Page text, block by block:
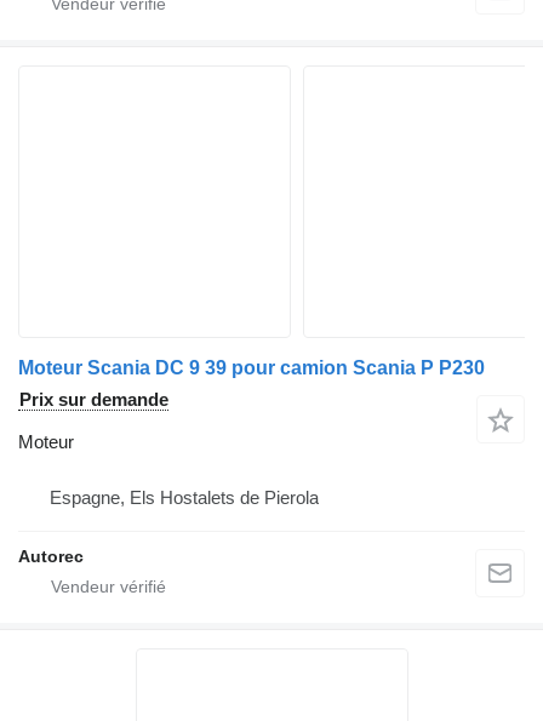
Moteur Scania DC 9 39 pour camion Scania P P230
Prix sur demande
Moteur
Espagne, Els Hostalets de Pierola
Autorec